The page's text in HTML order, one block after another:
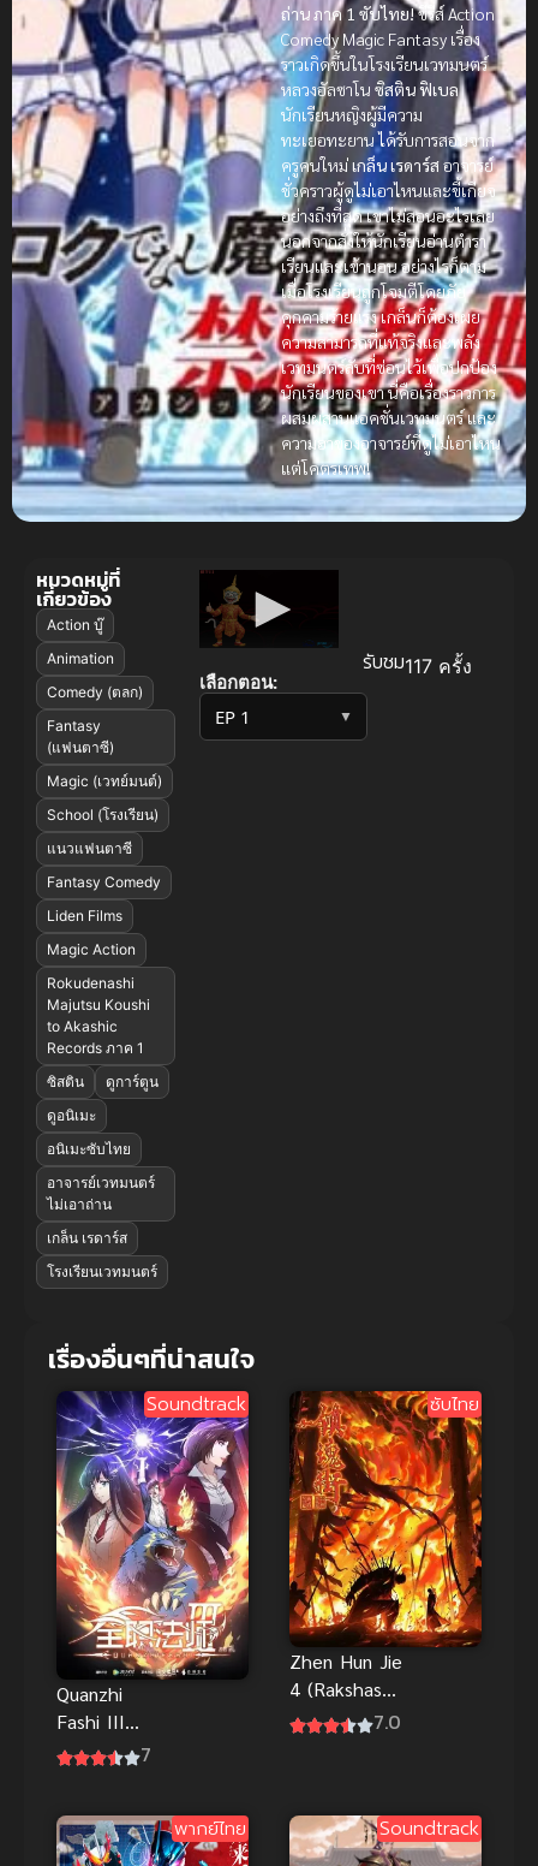
ถ่าน ภาค 1 ซับไทย!ซีรีส์ Action
Comedy Magic Fantasy เรื่อง
ราวเกิดขึ้นในโรงเรียนเวทมนตร์
หลวงอัลซาโน ซิสติน ฟิเบล
นักเรียนหญิงผู้มีความ
ทะเยอทะยาน ได้รับการสอนจาก
ครูคนใหม่เกล็น เรดาร์สอาจารย์
ชั่วคราวผู้ดูไม่เอาไหนและขี้เกียจ
อย่างถึงที่สุด เขาไม่สอนอะไรเลย
นอกจากสั่งให้นักเรียนอ่านตำรา
เรียนและเข้านอน อย่างไรก็ตาม
เมื่อโรงเรียนถูกโจมตีโดยภัย
คุกคามร้ายแรง เกล็นก็ต้องเผย
ความสามารถที่แท้จริงและพลัง
เวทมนตร์ลับที่ซ่อนไว้เพื่อปกป้อง
นักเรียนของเขา นี่คือเรื่องราวการ
ผสมผสานแอคชั่นเวทมนตร์ และ
ความฮาของอาจารย์ที่ดูไม่เอาไหน
แต่โคตรเทพ!
เลือกตอน:
▼
รับชม117 ครั้ง
หมวดหมู่ที่
เกี่ยวข้อง
Action บู๊
Animation
Comedy (ตลก)
Fantasy
(แฟนตาซี)
Magic (เวทย์มนต์)
School (โรงเรียน)
แนวแฟนตาซี
Fantasy Comedy
Liden Films
Magic Action
Rokudenashi
Majutsu Koushi
to Akashic
Records ภาค 1
ซิสติน
ดูการ์ตูน
ดูอนิเมะ
อนิเมะซับไทย
อาจารย์เวทมนตร์
ไม่เอาถ่าน
เกล็น เรดาร์ส
โรงเรียนเวทมนตร์
เรื่องอื่นๆที่น่าสนใจ
Soundtrack
Quanzhi
Fashi III
เซียนจอม 7
ซับไทย
Zhen Hun Jie
4 (Rakshasa
Street 4) 7.0
พากย์ไทย Soundtrack